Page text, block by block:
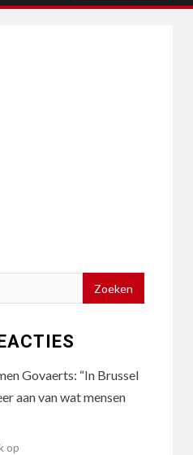
Govaerts: “In Brussel
aan van wat mensen
op